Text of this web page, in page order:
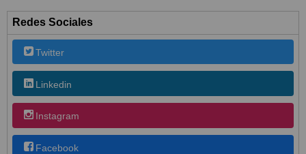
Redes Sociales
Twitter
Linkedin
Instagram
Facebook